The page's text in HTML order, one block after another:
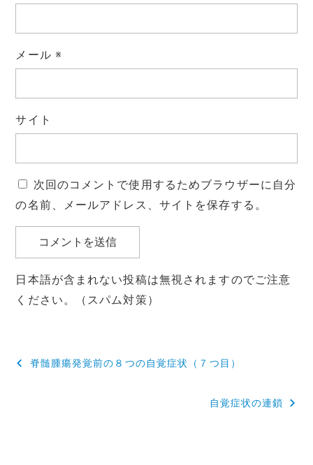
メール ※
サイト
次回のコメントで使用するためブラウザーに自分
の名前、メールアドレス、サイトを保存する。
日本語が含まれない投稿は無視されますのでご注意
ください。（スパム対策）
投
脊髄腫瘍発覚前の８つの自覚症状（７つ目）
自覚症状の連鎖